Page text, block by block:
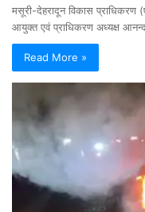
मसूरी-देहरादून विकास प्राधिकरण
आयुक्त एवं प्राधिकरण अध्यक्ष
Read More »